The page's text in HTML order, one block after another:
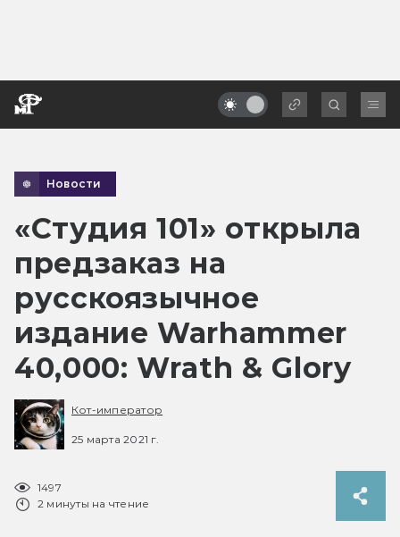
Новости
«Студия 101» открыла
предзаказ на
русскоязычное
издание Warhammer
40,000: Wrath & Glory
Кот-император
25 марта 2021 г.
1497
2 минуты на чтение